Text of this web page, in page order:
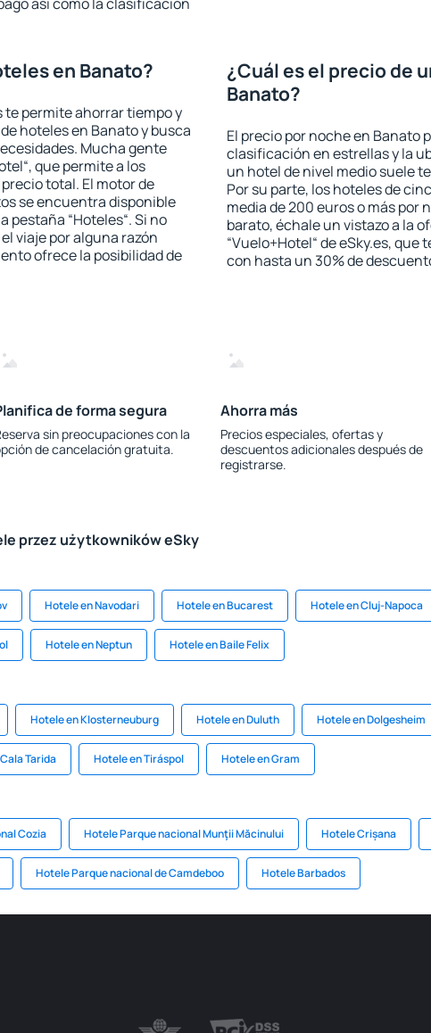
en Banato?
te permite ahorrar tiempo y
hoteles en Banato y busca
Mucha gente
que permite a los
total. El motor de
se encuentra disponible
pestaña “Hoteles“. Si no
viaje por alguna razón
ofrece la posibilidad de
¿Cuál es el precio de
Banato?
El precio por noche en Banato
clasificación en estrellas y la
un hotel de nivel medio suele
Por su parte, los hoteles de
media de 200 euros o más por
barato, échale un vistazo a la
“Vuelo+Hotel“ de eSky.es,
con hasta un 30% de
de forma segura
sin preocupaciones con la
de cancelación gratuita.
Ahorra más
Precios especiales, ofertas y
descuentos adicionales después de
registrarse.
przez użytkowników eSky
Hotele en Navodari Hotele en Bucarest Hotele en Cluj-Napoca
Hotele en Neptun Hotele en Baile Felix
Hotele en Klosterneuburg Hotele en Duluth Hotele en Dolgesheim
Tarida Hotele en Tiráspol Hotele en Gram
Cozia Hotele Parque nacional Munţii Măcinului Hotele Crișana
Hotele Parque nacional de Camdeboo Hotele Barbados